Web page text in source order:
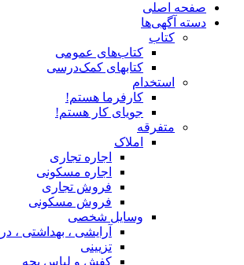
صفحه اصلی
دسته آگهی‌ها
کتاب
کتاب‌های عمومی
کتابهای کمک‌درسی
استخدام
کارفرما هستم!
جویای کار هستم!
متفرقه
املاک
اجاره تجاری
اجاره مسکونی
فروش تجاری
فروش مسکونی
وسایل شخصی
آرایشی ، بهداشتی ،
تزیینی
کفش و لباس بچه